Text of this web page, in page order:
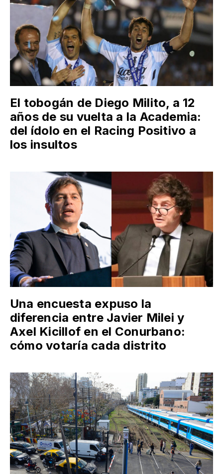
El tobogán de Diego Milito, a 12
años de su vuelta a la Academia:
del ídolo en el Racing Positivo a
los insultos
Una encuesta expuso la
diferencia entre Javier Milei y
Axel Kicillof en el Conurbano:
cómo votaría cada distrito